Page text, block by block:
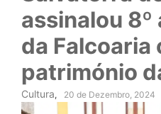
assinalou
da Falcoaria
património
Cultura, 20 de Dezembro, 2024